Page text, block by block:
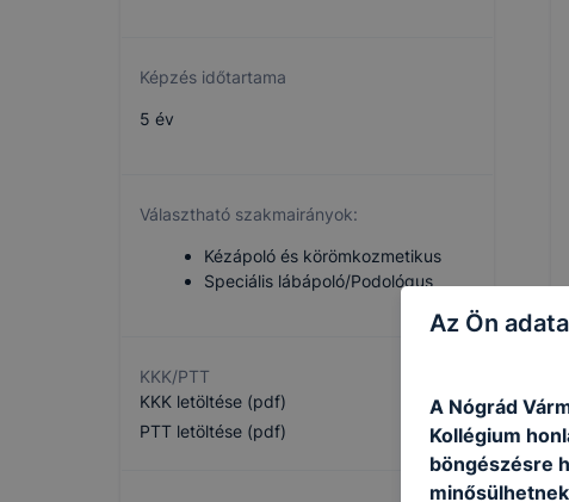
Képzés időtartama
5 év
Választható szakmairányok:
Kézápoló és körömkozmetikus
Speciális lábápoló/Podológus
KKK/PTT
KKK letöltése (pdf)
PTT letöltése (pdf)
Az Ön
A Nógrád
Kollégium
böngészésre